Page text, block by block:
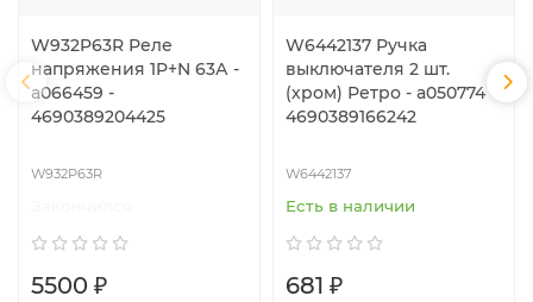
W932P63R Реле
напряжения 1P+N 63А -
a066459 -
4690389204425
W932P63R
5500 ₽
W6442137 Ручка
выключателя 2 шт.
(хром) Ретро - a050774 -
4690389166242
W6442137
Есть в наличии
681 ₽